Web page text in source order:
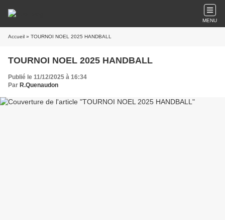
MENU
Accueil » TOURNOI NOEL 2025 HANDBALL
TOURNOI NOEL 2025 HANDBALL
Publié le 11/12/2025 à 16:34
Par R.Quenaudon